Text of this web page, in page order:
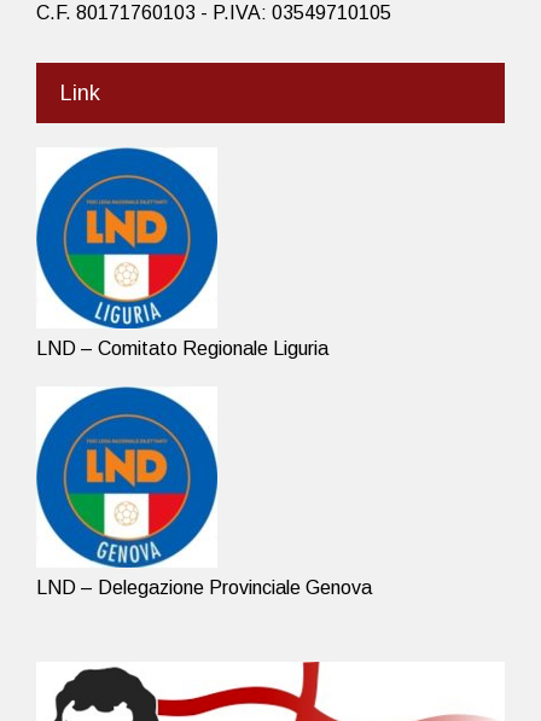
C.F. 80171760103 - P.IVA: 03549710105
Link
LND – Comitato Regionale Liguria
LND – Delegazione Provinciale Genova